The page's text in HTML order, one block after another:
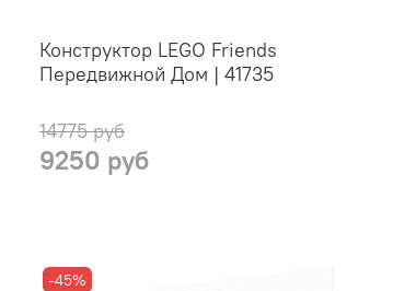
Конструктор LEGO Friends
Передвижной Дом | 41735
14775 руб
9250 руб
-45%